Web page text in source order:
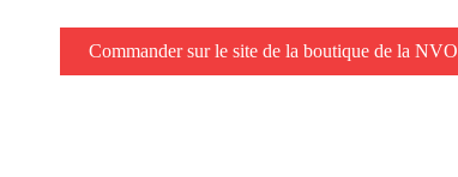
Commander sur le site de la boutique de la NVO